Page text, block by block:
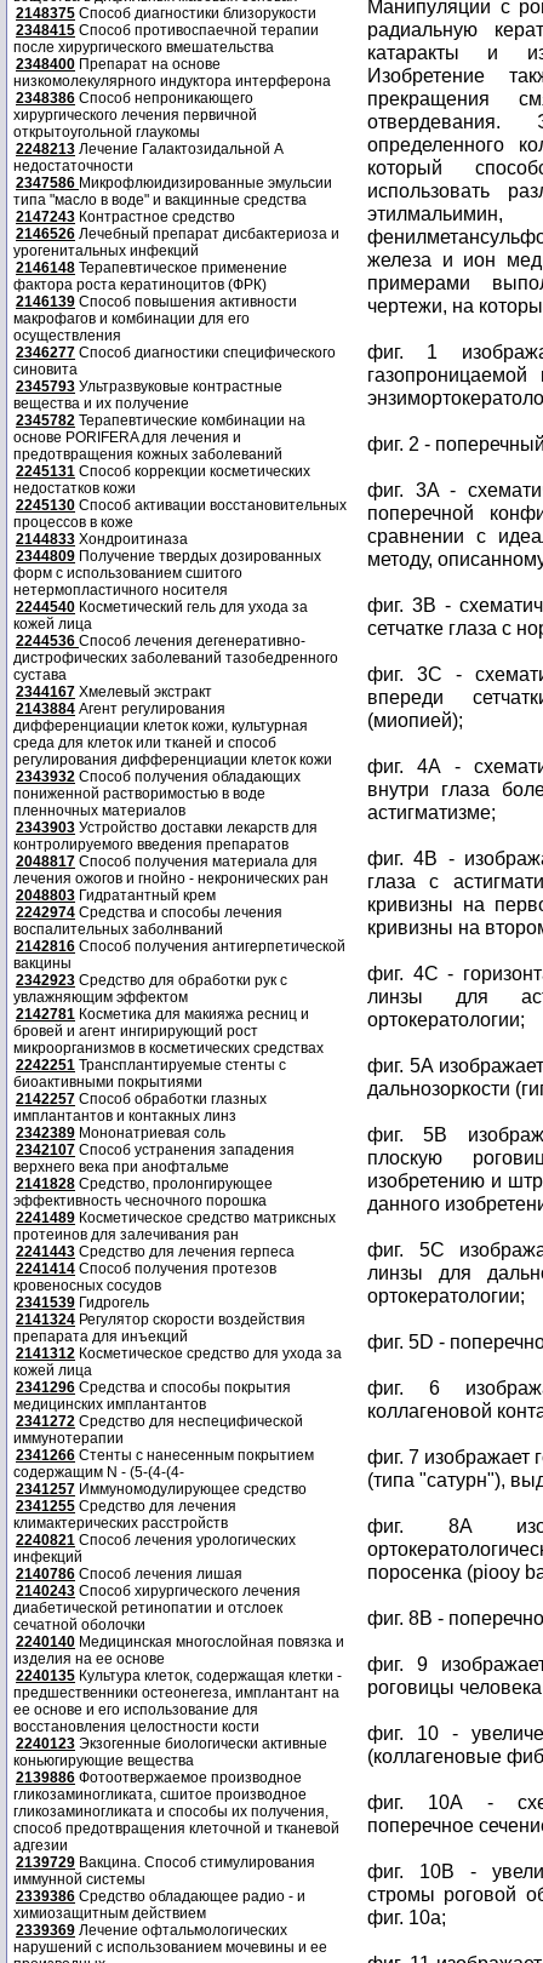
2148375 Способ диагностики близорукости
2348415 Способ противоспаечной терапии
после хирургического вмешательства
2348400 Препарат на основе
низкомолекулярного индуктора интерферона
2348386 Способ непроникающего
хирургического лечения первичной
открытоугольной глаукомы
2248213 Лечение Галактозидальной А
недостаточности
2347586 Микрофлюидизированные эмульсии
типа "масло в воде" и вакцинные средства
2147243 Контрастное средство
2146526 Лечебный препарат дисбактериоза и
урогенитальных инфекций
2146148 Терапевтическое применение
фактора роста кератиноцитов (ФРК)
2146139 Способ повышения активности
макрофагов и комбинации для его
осуществления
2346277 Способ диагностики специфического
синовита
2345793 Ультразвуковые контрастные
вещества и их получение
2345782 Терапевтические комбинации на
основе PORIFERA для лечения и
предотвращения кожных заболеваний
2245131 Способ коррекции косметических
недостатков кожи
2245130 Способ активации восстановительных
процессов в коже
2144833 Хондроитиназа
2344809 Получение твердых дозированных
форм с использованием сшитого
нетермопластичного носителя
2244540 Косметический гель для ухода за
кожей лица
2244536 Способ лечения дегенеративно-
дистрофических заболеваний тазобедренного
сустава
2344167 Хмелевый экстракт
2143884 Агент регулирования
дифференциации клеток кожи, культурная
среда для клеток или тканей и способ
регулирования дифференциации клеток кожи
2343932 Способ получения обладающих
пониженной растворимостью в воде
пленночных материалов
2343903 Устройство доставки лекарств для
контролируемого введения препаратов
2048817 Способ получения материала для
лечения ожогов и гнойно - некронических ран
2048803 Гидратантный крем
2242974 Средства и способы лечения
воспалительных заболнваний
2142816 Способ получения антигерпетической
вакцины
2342923 Средство для обработки рук с
увлажняющим эффектом
2142781 Косметика для макияжа ресниц и
бровей и агент ингирирующий рост
микроорганизмов в косметических средствах
2242251 Трансплантируемые стенты с
биоактивными покрытиями
2142257 Способ обработки глазных
имплантантов и контакных линз
2342389 Мононатриевая соль
2342107 Способ устранения западения
верхнего века при анофтальме
2141828 Средство, пролонгирующее
эффективность чесночного порошка
2241489 Косметическое средство матриксных
протеинов для залечивания ран
2241443 Средство для лечения герпеса
2241414 Способ получения протезов
кровеносных сосудов
2341539 Гидрогель
2141324 Регулятор скорости воздействия
препарата для инъекций
2141312 Косметическое средство для ухода за
кожей лица
2341296 Средства и способы покрытия
медицинских имплантантов
2341272 Средство для неспецифической
иммунотерапии
2341266 Стенты с нанесенным покрытием
содержащим N - (5-(4-(4-
2341257 Иммуномодулирующее средство
2341255 Средство для лечения
климактерических расстройств
2240821 Способ лечения урологических
инфекций
2140786 Способ лечения лишая
2140243 Способ хирургического лечения
диабетической ретинопатии и отслоек
сечатной оболочки
2240140 Медицинская многослойная повязка и
изделия на ее основе
2240135 Культура клеток, содержащая клетки -
предшественники остеонегеза, имплантант на
ее основе и его использование для
восстановления целостности кости
2240123 Экзогенные биологически активные
коньюгирующие вещества
2139886 Фотоотвержаемое производное
гликозаминогликата, сшитое производное
гликозаминогликата и способы их получения,
способ предотвращения клеточной и тканевой
адгезии
2139729 Вакцина. Способ стимулирования
иммунной системы
2339386 Средство обладающее радио - и
химиозащитным действием
2339369 Лечение офтальмологических
нарушений с использованием мочевины и ее
Манипуляции с
радиальную
катаракты и
Изобретение
прекращения
определенного
который
использовать
железа и ион
примерами
чертежи, на
фиг. 1
фиг. 2 -
фиг. 3A -
поперечной
сравнении с
методу,
фиг. 3B -
сетчатке глаза с
фиг. 3C -
впереди
(миопией);
фиг. 4A -
внутри глаза
астигматизме;
фиг. 4B -
глаза с
кривизны на
кривизны на
фиг. 4C -
линзы для
ортокератологии;
фиг. 5A
дальнозоркости
фиг. 5B
плоскую
изобретению и
данного
фиг. 5C
линзы для
ортокератологии;
фиг. 5D -
фиг. 6
коллагеновой
фиг. 7 изображает
(типа "сатурн"),
фиг. 8A
поросенка (piooy
фиг. 8B -
фиг. 9
роговицы
фиг. 10 -
(коллагеновые
фиг. 10A -
поперечное
фиг. 10B -
стромы роговой
фиг. 10a;